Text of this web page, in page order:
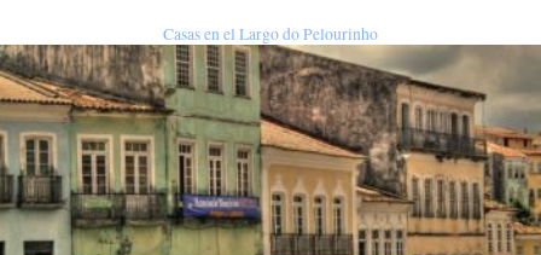
Casas en el Largo do Pelourinho